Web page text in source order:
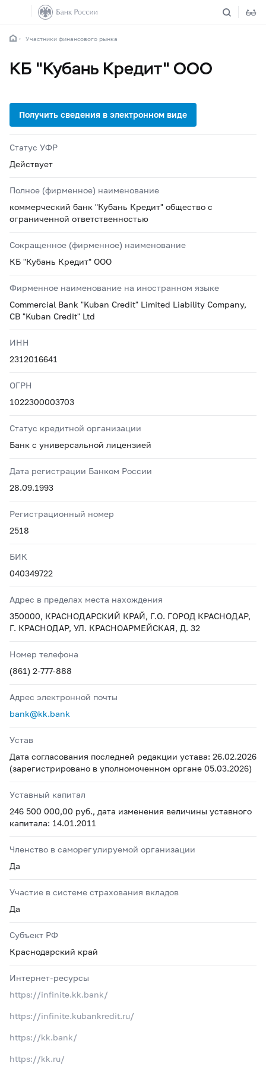
Участники финансового рынка
КБ "Кубань Кредит" ООО
Статус УФР
Действует
Полное (фирменное) наименование
коммерческий банк "Кубань Кредит" общество с
ограниченной ответственностью
Сокращенное (фирменное) наименование
КБ "Кубань Кредит" ООО
Фирменное наименование на иностранном языке
Commercial Bank "Kuban Credit" Limited Liability Company,
CB "Kuban Credit" Ltd
ИНН
2312016641
ОГРН
1022300003703
Статус кредитной организации
Банк с универсальной лицензией
Дата регистрации Банком России
28.09.1993
Регистрационный номер
2518
БИК
040349722
Адрес в пределах места нахождения
350000, КРАСНОДАРСКИЙ КРАЙ, Г.О. ГОРОД КРАСНОДАР,
Г. КРАСНОДАР, УЛ. КРАСНОАРМЕЙСКАЯ, Д. 32
Номер телефона
(861) 2-777-888
Адрес электронной почты
bank@kk.bank
Устав
Дата согласования последней редакции устава: 26.02.2026
(зарегистрировано в уполномоченном органе 05.03.2026)
Уставный капитал
246 500 000,00 руб., дата изменения величины уставного
капитала: 14.01.2011
Членство в саморегулируемой организации
Да
Участие в системе страхования вкладов
Да
Субъект РФ
Краснодарский край
Интернет-ресурсы
https://infinite.kk.bank/
https://infinite.kubankredit.ru/
https://kk.bank/
https://kk.ru/